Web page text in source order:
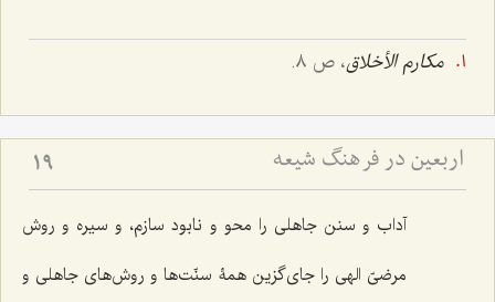
مکارم الأخلاق، ص ٨.
اربعین در فرهنگ شیعه 19
آداب و سنن جاهلی را محو و نابود سازم، و سیره و روش
مرضیّ الهی را جای‌گزین همۀ‌ سنّت‌ها و روش‌های جاهلی و